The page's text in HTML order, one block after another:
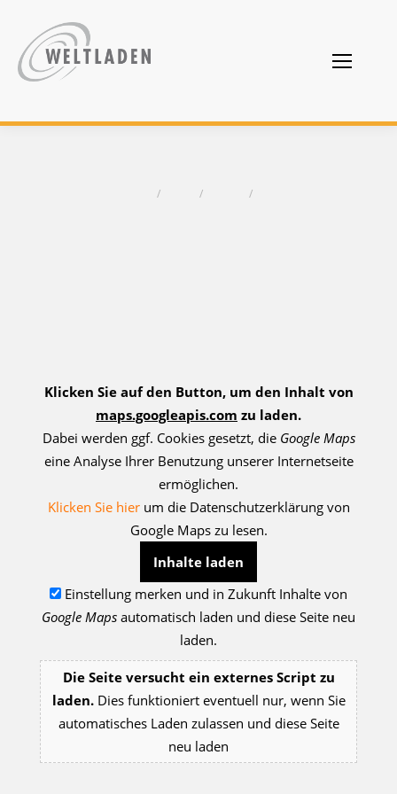
Sie befinden sich hier:
Klicken Sie auf den Button, um den Inhalt von
maps.googleapis.com zu laden.
Dabei werden ggf. Cookies gesetzt, die Google Maps
eine Analyse Ihrer Benutzung unserer Internetseite
ermöglichen.
Klicken Sie hierum die Datenschutzerklärung von
Google Maps zu lesen.
Inhalte laden
Einstellung merken und in Zukunft Inhalte von
Google Maps automatisch laden und diese Seite neu
laden.
Die Seite versucht ein externes Script zu
laden.Dies funktioniert eventuell nur, wenn Sie
automatisches Laden zulassen und diese Seite
neu laden